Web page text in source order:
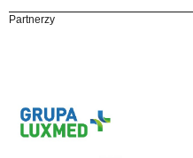
Partnerzy